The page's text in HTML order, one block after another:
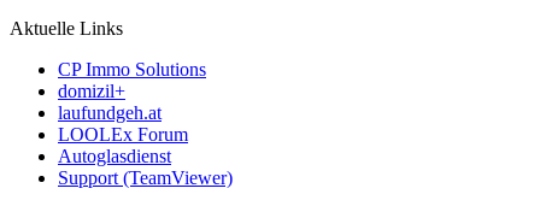
Aktuelle Links
CP Immo Solutions
domizil+
laufundgeh.at
LOOLEx Forum
Autoglasdienst
Support (TeamViewer)